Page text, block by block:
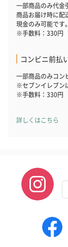
一部商品のみ代金
商品お届け時に配
現金のみ可能です。
※手数料：330円
コンビニ前払
一部商品のみコン
※セブンイレブン
※手数料：330円
詳しくはこちら